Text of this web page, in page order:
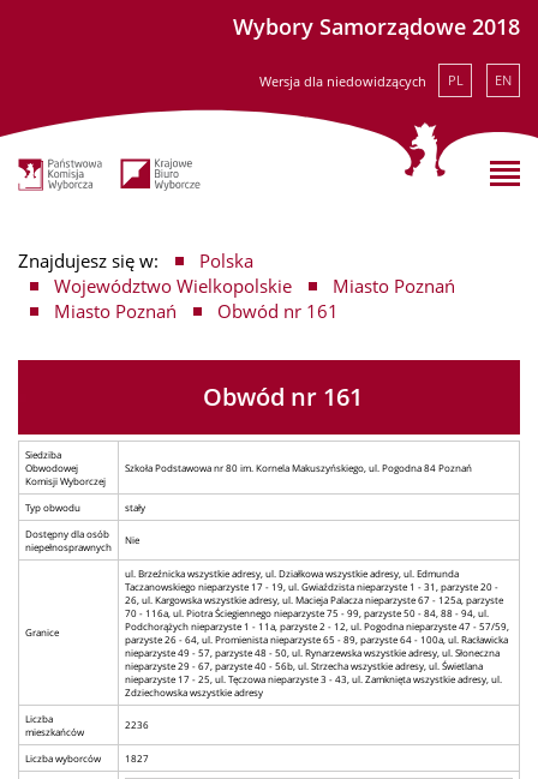
Wybory Samorządowe 2018
Wersja dla niedowidzących PL EN
Znajdujesz się w:
Polska
Województwo Wielkopolskie
Miasto Poznań
Miasto Poznań
Obwód nr 161
Obwód nr 161
Siedziba
Obwodowej
Komisji Wyborczej
Szkoła Podstawowa nr 80 im. Kornela Makuszyńskiego, ul. Pogodna 84 Poznań
Typ obwodu
stały
Dostępny dla osób
niepełnosprawnych
Nie
Granice
ul. Brzeźnicka wszystkie adresy, ul. Działkowa wszystkie adresy, ul. Edmunda
Taczanowskiego nieparzyste 17 - 19, ul. Gwiaździsta nieparzyste 1 - 31, parzyste 20 -
26, ul. Kargowska wszystkie adresy, ul. Macieja Palacza nieparzyste 67 - 125a, parzyste
70 - 116a, ul. Piotra Ściegiennego nieparzyste 75 - 99, parzyste 50 - 84, 88 - 94, ul.
Podchorążych nieparzyste 1 - 11a, parzyste 2 - 12, ul. Pogodna nieparzyste 47 - 57/59,
parzyste 26 - 64, ul. Promienista nieparzyste 65 - 89, parzyste 64 - 100a, ul. Racławicka
nieparzyste 49 - 57, parzyste 48 - 50, ul. Rynarzewska wszystkie adresy, ul. Słoneczna
nieparzyste 29 - 67, parzyste 40 - 56b, ul. Strzecha wszystkie adresy, ul. Świetlana
nieparzyste 17 - 25, ul. Tęczowa nieparzyste 3 - 43, ul. Zamknięta wszystkie adresy, ul.
Zdziechowska wszystkie adresy
Liczba
mieszkańców
2236
Liczba wyborców 1827